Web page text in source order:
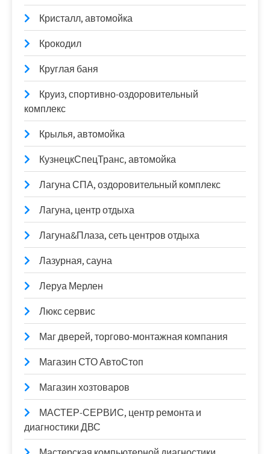
Кристалл, автомойка
Крокодил
Круглая баня
Круиз, спортивно-оздоровительный
комплекс
Крылья, автомойка
КузнецкСпецТранс, автомойка
Лагуна СПА, оздоровительный комплекс
Лагуна, центр отдыха
Лагуна&Плаза, сеть центров отдыха
Лазурная, сауна
Леруа Мерлен
Люкс сервис
Маг дверей, торгово-монтажная компания
Магазин СТО АвтоСтоп
Магазин хозтоваров
МАСТЕР-СЕРВИС, центр ремонта и
диагностики ДВС